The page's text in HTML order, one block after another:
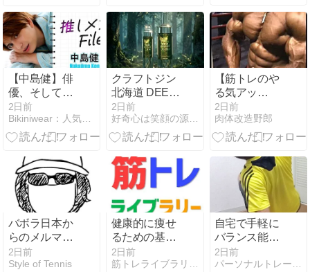
ました」【な
んで令和に
AKB48？
Season2】
【中島健】俳
優、そしてモ
デルとしても
活躍する健く
んのフォトジ
力をお届け！
2日前
Bikiniwear：人気のグラビア・ビキニ女優の動画サイト
クラフトジン
北海道 DEEP
GREEN JIN
2日前
好奇心は笑顔の源！話題のアイテムと時事ネタ日記
【筋トレのや
る気アッ
プ！】筋トレ
時の力こぶモ
リッモリッ＆
2日前
肉体改造野郎
バボラ日本か
らのメルマガ
によるとイン
ターハイ団体
2日前
Style of Tennis
健康的に痩せ
るための基本
的な運動・食
事の方法につ
2日前
自宅で手軽に
バランス能力
向上
2日前